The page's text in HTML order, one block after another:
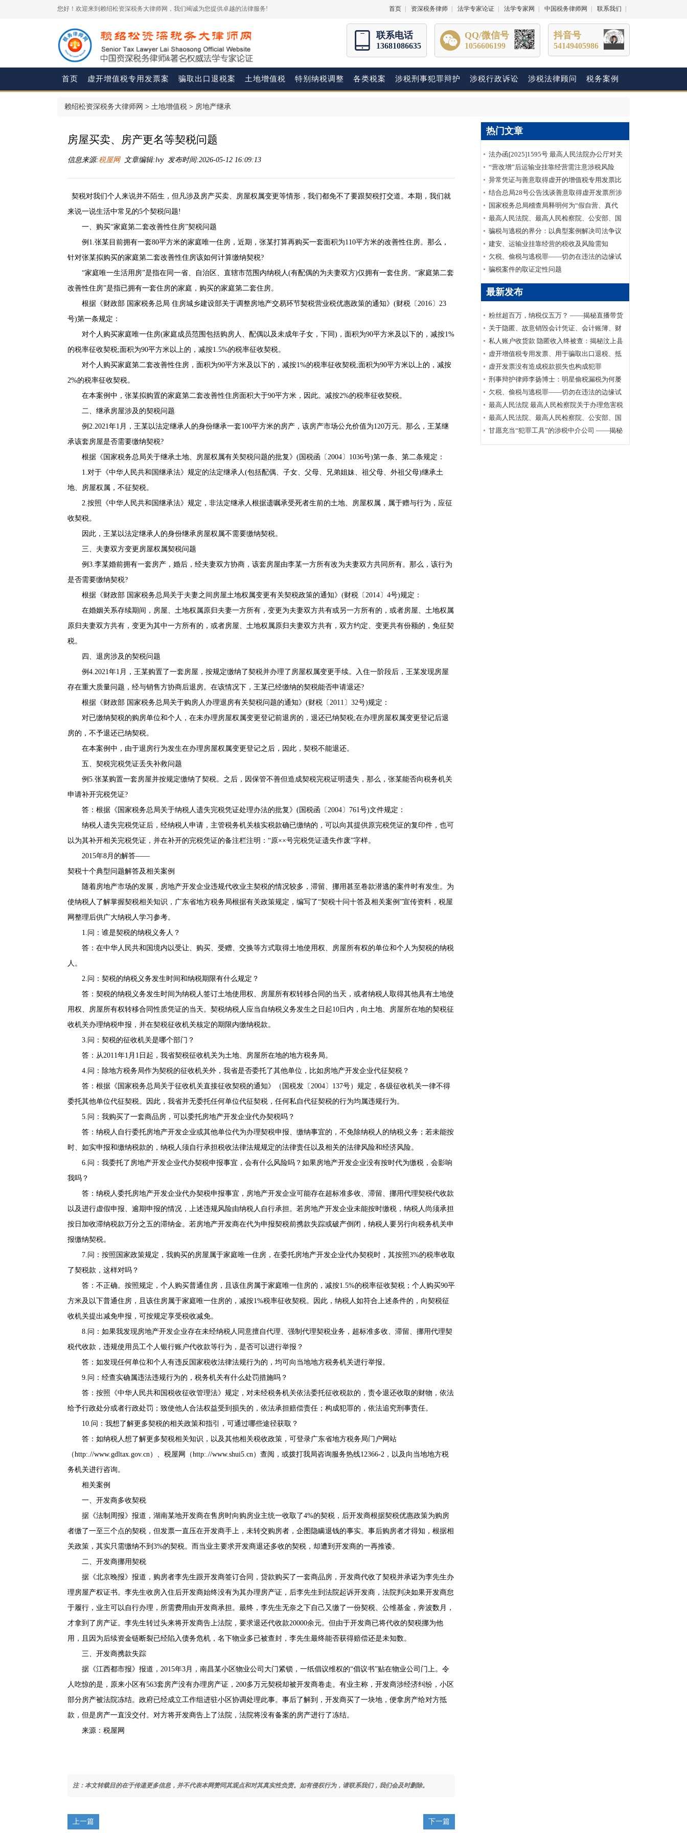
您好！欢迎来到赖绍松资深税务大律师网，我们竭诚为您提供卓越的法律服务! 首页 资深税务律师 法学专家论证 法学专家网 中国税务律师网 联系我们
联系电话
13681086635
QQ/微信号
1056606199
抖音号
54149405986
首页 虚开增值税专用发票案 骗取出口退税案 土地增值税 特别纳税调整 各类税案 涉税刑事犯罪辩护 涉税行政诉讼 涉税法律顾问 税务案例
赖绍松资深税务大律师网 > 土地增值税 > 房地产继承
房屋买卖、房产更名等契税问题
信息来源:税屋网文章编辑:lvy 发布时间:2026-05-12 16:09:13
契税对我们个人来说并不陌生，但凡涉及房产买卖、房屋权属变更等情形，我们都免不了要跟契税打交道。本期，我们就
来说一说生活中常见的5个契税问题!
一、购买“家庭第二套改善性住房”契税问题
例1.张某目前拥有一套80平方米的家庭唯一住房，近期，张某打算再购买一套面积为110平方米的改善性住房。那么，
针对张某拟购买的家庭第二套改善性住房该如何计算缴纳契税?
“家庭唯一生活用房”是指在同一省、自治区、直辖市范围内纳税人(有配偶的为夫妻双方)仅拥有一套住房。“家庭第二套
改善性住房”是指已拥有一套住房的家庭，购买的家庭第二套住房。
根据《财政部 国家税务总局 住房城乡建设部关于调整房地产交易环节契税营业税优惠政策的通知》(财税〔2016〕23
号)第一条规定：
对个人购买家庭唯一住房(家庭成员范围包括购房人、配偶以及未成年子女，下同)，面积为90平方米及以下的，减按1%
的税率征收契税;面积为90平方米以上的，减按1.5%的税率征收契税。
对个人购买家庭第二套改善性住房，面积为90平方米及以下的，减按1%的税率征收契税;面积为90平方米以上的，减按
2%的税率征收契税。
在本案例中，张某拟购置的家庭第二套改善性住房面积大于90平方米，因此。减按2%的税率征收契税。
二、继承房屋涉及的契税问题
例2.2021年1月，王某以法定继承人的身份继承一套100平方米的房产，该房产市场公允价值为120万元。那么，王某继
承该套房屋是否需要缴纳契税?
根据《 国家税务总局关于继承土地、房屋权属有关契税问题的批复》(国税函〔2004〕1036号)第一条、第二条规定：
1.对于《中华人民共和国继承法》规定的法定继承人(包括配偶、子女、父母、兄弟姐妹、祖父母、外祖父母)继承土
地、房屋权属，不征契税。
2.按照《中华人民共和国继承法》规定，非法定继承人根据遗嘱承受死者生前的土地、房屋权属，属于赠与行为，应征
收契税。
因此，王某以法定继承人的身份继承房屋权属不需要缴纳契税。
三、夫妻双方变更房屋权属契税问题
例3.李某婚前拥有一套房产，婚后，经夫妻双方协商，该套房屋由李某一方所有改为夫妻双方共同所有。那么，该行为
是否需要缴纳契税?
根据《财政部 国家税务总局关于夫妻之间房屋土地权属变更有关契税政策的通知》(财税〔2014〕4号)规定：
在婚姻关系存续期间，房屋、土地权属原归夫妻一方所有，变更为夫妻双方共有或另一方所有的，或者房屋、土地权属
原归夫妻双方共有，变更为其中一方所有的，或者房屋、土地权属原归夫妻双方共有，双方约定、变更共有份额的，免征契
税。
四、退房涉及的契税问题
例4.2021年1月，王某购置了一套房屋，按规定缴纳了契税并办理了房屋权属变更手续。入住一阶段后，王某发现房屋
存在重大质量问题，经与销售方协商后退房。在该情况下，王某已经缴纳的契税能否申请退还?
根据《财政部 国家税务总局关于购房人办理退房有关契税问题的通知》(财税〔2011〕32号)规定：
对已缴纳契税的购房单位和个人，在未办理房屋权属变更登记前退房的，退还已纳契税;在办理房屋权属变更登记后退
房的，不予退还已纳契税。
在本案例中，由于退房行为发生在办理房屋权属变更登记之后，因此，契税不能退还。
五、契税完税凭证丢失补救问题
例5.张某购置一套房屋并按规定缴纳了契税。之后，因保管不善但造成契税完税证明遗失，那么，张某能否向税务机关
申请补开完税凭证?
答：根据《 国家税务总局关于纳税人遗失完税凭证处理办法的批复》(国税函〔2004〕761号)文件规定：
纳税人遗失完税凭证后，经纳税人申请，主管税务机关核实税款确已缴纳的，可以向其提供原完税凭证的复印件，也可
以为其补开相关完税凭证，并在补开的完税凭证的备注栏注明：“原××号完税凭证遗失作废”字样。
2015年8月的解答——
契税十个典型问题解答及相关案例
随着房地产市场的发展，房地产开发企业违规代收业主契税的情况较多，滞留、挪用甚至卷款潜逃的案件时有发生。为
使纳税人了解掌握契税相关知识，广东省地方税务局根据有关政策规定，编写了“契税十问十答及相关案例”宣传资料，税屋
网整理后供广大纳税人学习参考。
1.问：谁是契税的纳税义务人？
答：在中华人民共和国境内以受让、购买、受赠、交换等方式取得土地使用权、房屋所有权的单位和个人为契税的纳税
人。
2.问：契税的纳税义务发生时间和纳税期限有什么规定？
答：契税的纳税义务发生时间为纳税人签订土地使用权、房屋所有权转移合同的当天，或者纳税人取得其他具有土地使
用权、房屋所有权转移合同性质凭证的当天。契税纳税人应当自纳税义务发生之日起10日内，向土地、房屋所在地的契税征
收机关办理纳税申报，并在契税征收机关核定的期限内缴纳税款。
3.问：契税的征收机关是哪个部门？
答：从2011年1月1日起，我省契税征收机关为土地、房屋所在地的地方税务局。
4.问：除地方税务局作为契税的征收机关外，我省是否委托了其他单位，比如房地产开发企业代征契税？
答：根据《 国家税务总局关于征收机关直接征收契税的通知》（ 国税发〔2004〕137号）规定，各级征收机关一律不得
委托其他单位代征契税。因此，我省并无委托任何单位代征契税，任何私自代征契税的行为均属违规行为。
5.问：我购买了一套商品房，可以委托房地产开发企业代办契税吗？
答：纳税人自行委托房地产开发企业或其他单位代为办理契税申报、缴纳事宜的，不免除纳税人的纳税义务；若未能按
时、如实申报和缴纳税款的，纳税人须自行承担税收法律法规规定的法律责任以及相关的法律风险和经济风险。
6.问：我委托了房地产开发企业代办契税申报事宜，会有什么风险吗？如果房地产开发企业没有按时代为缴税，会影响
我吗？
答：纳税人委托房地产开发企业代办契税申报事宜，房地产开发企业可能存在超标准多收、滞留、挪用代理契税代收款
以及进行虚假申报、逾期申报的情况，上述违规风险由纳税人自行承担。若房地产开发企业未能按时缴税，纳税人尚须承担
按日加收滞纳税款万分之五的滞纳金。若房地产开发商在代为申报契税前携款失踪或破产倒闭，纳税人要另行向税务机关申
报缴纳契税。
7.问：按照国家政策规定，我购买的房屋属于家庭唯一住房，在委托房地产开发企业代办契税时，其按照3%的税率收取
了契税款，这样对吗？
答：不正确。按照规定，个人购买普通住房，且该住房属于家庭唯一住房的，减按1.5%的税率征收契税；个人购买90平
方米及以下普通住房，且该住房属于家庭唯一住房的，减按1%税率征收契税。因此，纳税人如符合上述条件的，向契税征
收机关提出减免申报，可按规定享受税收减免。
8.问：如果我发现房地产开发企业存在未经纳税人同意擅自代理、强制代理契税业务，超标准多收、滞留、挪用代理契
税代收款，违规使用员工个人银行账户代收款等行为，是否可以进行举报？
答：如发现任何单位和个人有违反国家税收法律法规行为的，均可向当地地方税务机关进行举报。
9.问：经查实确属违法违规行为的，税务机关有什么处罚措施吗？
答：按照《中华人民共和国税收征收管理法》规定，对未经税务机关依法委托征收税款的，责令退还收取的财物，依法
给予行政处分或者行政处罚；致使他人合法权益受到损失的，依法承担赔偿责任；构成犯罪的，依法追究刑事责任。
10.问：我想了解更多契税的相关政策和指引，可通过哪些途径获取？
答：如纳税人想了解更多契税相关知识，以及其他相关税收政策，可登录广东省地方税务局门户网站
（http:.//www.gdltax.gov.cn）、税屋网（http:.//www.shui5.cn）查阅，或拨打我局咨询服务热线12366-2，以及向当地地方税
务机关进行咨询。
相关案例
一、开发商多收契税
据《法制周报》报道，湖南某地开发商在售房时向购房业主统一收取了4%的契税，后开发商根据契税优惠政策为购房
者缴了一至三个点的契税，但发票一直压在开发商手上，未转交购房者，企图隐瞒退钱的事实。事后购房者才得知，根据相
关政策，其实只需缴纳不到3%的契税。而当业主要求开发商退还多收的契税，却遭到开发商的一再推诿。
二、开发商挪用契税
据《北京晚报》报道，购房者李先生跟开发商签订合同，贷款购买了一套商品房，开发商代收了契税并承诺为李先生办
理房屋产权证书。李先生收房入住后开发商始终没有为其办理房产证，后李先生到法院起诉开发商，法院判决如果开发商怠
于履行，业主可以自行办理，所需费用由开发商承担。最终，李先生无奈之下自己又缴了一份契税、公维基金，奔波数月，
才拿到了房产证。李先生转过头来将开发商告上法院，要求退还代收款20000余元。但由于开发商已将代收的契税挪为他
用，且因为后续资金链断裂已经陷入债务危机，名下物业多已被查封，李先生最终能否获得赔偿还是未知数。
三、开发商携款失踪
据《江西都市报》报道，2015年3月，南昌某小区物业公司大门紧锁，一纸倡议维权的“倡议书”贴在物业公司门上。令
人吃惊的是，原来小区有563套房产没有办理房产证，200多万元契税却被开发商卷走。有业主称，开发商涉经济纠纷，小区
部分房产被法院冻结。政府已经成立工作组进驻小区协调处理此事。事后了解到，开发商买了一块地，便拿房产给对方抵
款，但是房产一直没交付。对方将开发商告上了法院，法院将没有备案的房产进行了冻结。
来源：税屋网
注：本文转载目的在于传递更多信息，并不代表本网赞同其观点和对其真实性负责。如有侵权行为，请联系我们，我们会及时删除。
上一篇 下一篇
热门文章
法办函[2025]1595号 最高人民法院办公厅对关
于明确虚开增值税专用发票“虚抵进项税额”行
为性质建议的答复
“营改增”后运输业挂靠经营需注意涉税风险
异常凭证与善意取得虚开的增值税专用发票比
较分析
结合总局28号公告浅谈善意取得虚开发票所涉
及的企业所得税如何处理？
国家税务总局稽查局释明何为“假自营、真代
理”
最高人民法院、最高人民检察院、公安部、国
家安全部、司法部印发《关于适用认罪认罚从
宽制度的指导意见》的通知
骗税与逃税的界分：以典型案例解决司法争议
建安、运输业挂靠经营的税收及风险需知
欠税、偷税与逃税罪——切勿在违法的边缘试
探
骗税案件的取证定性问题
最新发布
粉丝超百万，纳税仅五万？ ——揭秘直播带货
主播李呈祥隐匿收入偷税案件
关于隐匿、故意销毁会计凭证、会计账簿、财
务会计报告罪司法适用的实证研究
私人账户收货款 隐匿收入终被查：揭秘汶上县
鑫福黄金珠宝店偷逃消费税案件
虚开增值税专用发票、用于骗取出口退税、抵
扣税款发票罪刑事辩护案
虚开发票没有造成税款损失也构成犯罪
刑事辩护律师李扬博士：明星偷税漏税为何屡
禁不止？
欠税、偷税与逃税罪——切勿在违法的边缘试
探
最高人民法院 最高人民检察院关于办理危害税
收征管刑事案件适用法律若干问题的解释
最高人民法院、最高人民检察院、公安部、国
家安全部、司法部印发《关于适用认罪认罚从
宽制度的指导意见》的通知
甘愿充当“犯罪工具”的涉税中介公司 ——揭秘
涉税中介福州金汇鑫财税咨询有限公司帮助其